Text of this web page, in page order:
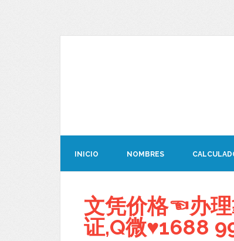
INICIO NOMBRES
文凭价格☜办理
证,Q微♥1688